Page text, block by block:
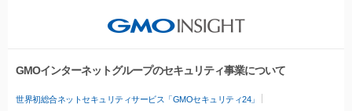
GMOインターネットグループのセキュリティ事業について
世界初総合ネットセキュリティサービス「GMOセキュリティ24」